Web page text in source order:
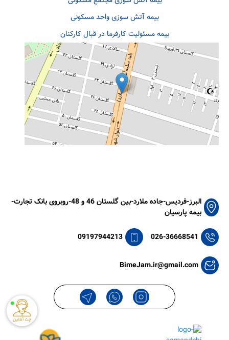
بیمه آتش سوزی واحد مسکونی
بیمه مسئولیت کارفرما در قبال کارکنان
البرز-فردیس-جاده ملارد-بین گلستان 46 و 48-روبروی بانک تجارت-
بیمه پارسیان
026-36668541
09197944213
BimeJam.ir@gmail.com